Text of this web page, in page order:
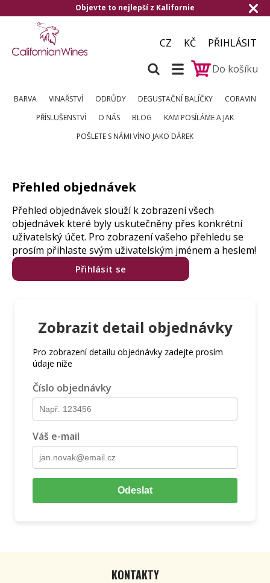
Objevte to nejlepší z Kalifornie
CZ KČ
PŘIHLÁSIT
Do košíku
BARVA VINAŘSTVÍ ODRŮDY DEGUSTAČNÍ BALÍČKY
CORAVIN
PŘÍSLUŠENSTVÍ
O NÁS BLOG
KAM POSÍLÁME A JAK
POŠLETE S NÁMI VÍNO JAKO DÁREK
Přehled objednávek
Přehled objednávek slouží k zobrazení všech
objednávek které byly uskutečněny přes konkrétní
uživatelský účet. Pro zobrazení vašeho přehledu se
prosím přihlaste svým uživatelským jménem a heslem!
Přihlásit se
Zobrazit detail objednávky
Pro zobrazení detailu objednávky zadejte prosím
údaje níže
Číslo objednávky
Váš e-mail
Odeslat
KONTAKTY